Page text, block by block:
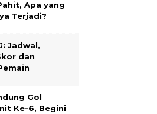
Apa yang
Terjadi?
Jadwal,
dan
Gol
Ke-6, Begini